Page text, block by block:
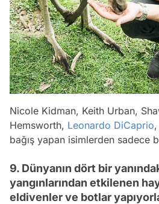
Nicole Kidman, Keith Urban,
Hemsworth, Leonardo DiCaprio
bağış yapan isimlerden sadece
9. Dünyanın dört bir
yangınlarından etkilenen
eldivenler ve botlar